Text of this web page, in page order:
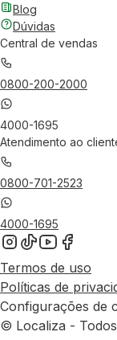
Blog
Dúvidas
Central de vendas
0800-200-2000
4000-1695
Atendimento ao
0800-701-2523
4000-1695
Termos de uso
Políticas de
Configurações de
© Localiza -